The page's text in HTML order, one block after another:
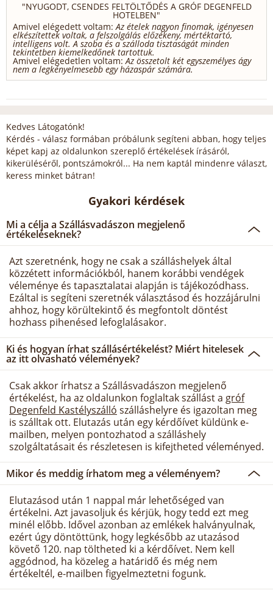
"NYUGODT, CSENDES FELTÖLTŐDÉS A GRÓF DEGENFELD
HOTELBEN"
Amivel elégedett voltam: Az ételek nagyon finomak, igényesen
elkészítettek voltak, a felszolgálás előzékeny, mértéktartó,
intelligens volt. A szoba és a szálloda tisztaságát minden
tekintetben kiemelkedőnek tartottuk.
Amivel elégedetlen voltam: Az összetolt két egyszemélyes ágy
nem a legkényelmesebb egy házaspár számára.
Kedves Látogatónk!
Kérdés - válasz formában próbálunk segíteni abban, hogy teljes
képet kapj az oldalunkon szereplő értékelések írásáról,
kikerüléséről, pontszámokról... Ha nem kaptál mindenre választ,
keress minket bátran!
Gyakori kérdések
Mi a célja a Szállásvadászon megjelenő
értékeléseknek?
Azt szeretnénk, hogy ne csak a szálláshelyek által
közzétett információkból, hanem korábbi vendégek
véleménye és tapasztalatai alapján is tájékozódhass.
Ezáltal is segíteni szeretnék választásod és hozzájárulni
ahhoz, hogy körültekintő és megfontolt döntést
hozhass pihenésed lefoglalásakor.
Ki és hogyan írhat szállásértékelést? Miért hitelesek
az itt olvasható vélemények?
Csak akkor írhatsz a Szállásvadászon megjelenő
értékelést, ha az oldalunkon foglaltak szállást a gróf
Degenfeld Kastélyszálló szálláshelyre és igazoltan meg
is szálltak ott. Elutazás után egy kérdőívet küldünk e-
mailben, melyen pontozhatod a szálláshely
szolgáltatásait és részletesen is kifejtheted véleményed.
Mikor és meddig írhatom meg a véleményem?
Elutazásod után 1 nappal már lehetőséged van
értékelni. Azt javasoljuk és kérjük, hogy tedd ezt meg
minél előbb. Idővel azonban az emlékek halványulnak,
ezért úgy döntöttünk, hogy legkésőbb az utazásod
követő 120. nap töltheted ki a kérdőívet. Nem kell
aggódnod, ha közeleg a határidő és még nem
értékeltél, e-mailben figyelmeztetni fogunk.